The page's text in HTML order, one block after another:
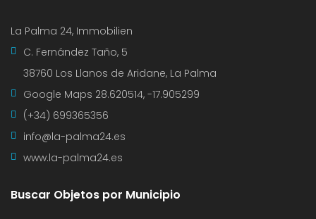
La Palma 24, Immobilien
C. Fernández Taño, 5
38760 Los Llanos de Aridane, La Palma
Google Maps 28.620514, -17.905299
(+34) 699365356
info@la-palma24.es
www.la-palma24.es
Buscar Objetos por Municipio